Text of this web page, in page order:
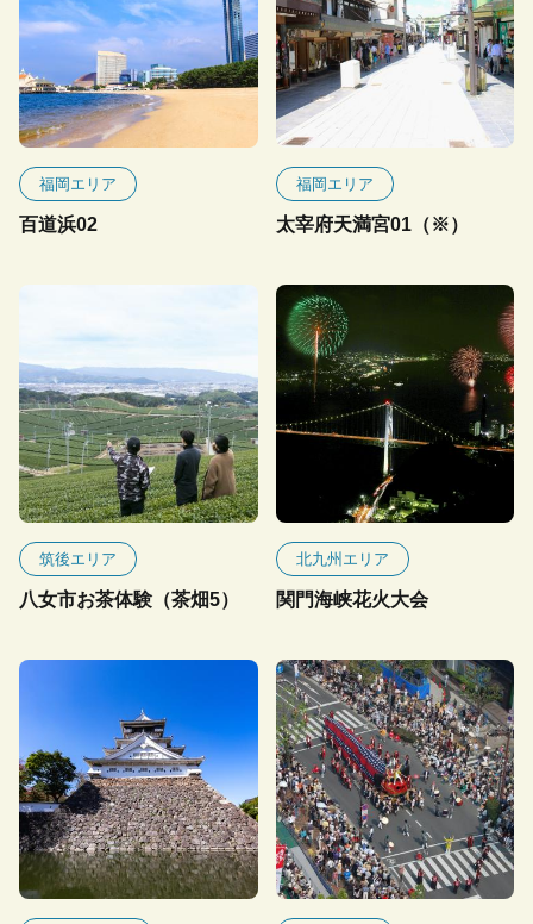
福岡エリア
百道浜02
福岡エリア
太宰府天満宮01（※）
筑後エリア
八女市お茶体験（茶畑5）
北九州エリア
関門海峡花火大会